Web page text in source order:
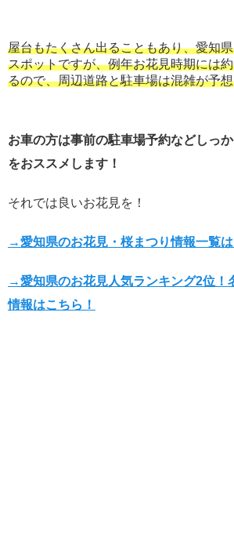
屋台もたくさん出ることもあり、愛知
スポットですが、例年お花見時期には
るので、周辺道路と駐車場は混雑が予
お車の方は事前の駐車場予約などしっ
をおススメします！
それでは良いお花見を！
→愛知県のお花見・桜まつり情報一覧は
→愛知県のお花見人気ランキング2位！
情報はこちら！